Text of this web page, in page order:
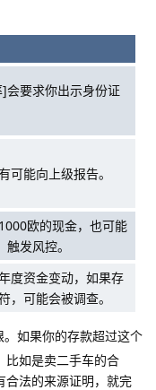
会要求你出示身份证
可能向上级报告。
欧的现金，也可能
发风控。
度资金变动，如果存
，可能会被调查。
如果你的存款超过这个
比如是卖二手车的合
合法的来源证明，就完